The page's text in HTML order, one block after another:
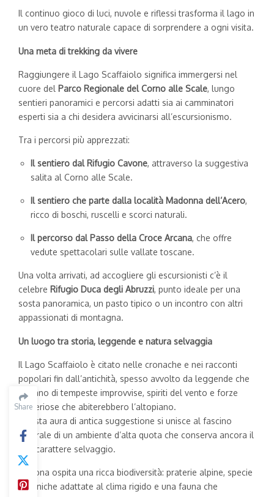
Share
Il continuo gioco di luci, nuvole e riflessi trasforma il lago in
un vero teatro naturale capace di sorprendere a ogni visita.
Una meta di trekking da vivere
Raggiungere il Lago Scaffaiolo significa immergersi nel
cuore del Parco Regionale del Corno alle Scale, lungo
sentieri panoramici e percorsi adatti sia ai camminatori
esperti sia a chi desidera avvicinarsi all’escursionismo.
Tra i percorsi più apprezzati:
Il sentiero dal Rifugio Cavone, attraverso la suggestiva
salita al Corno alle Scale.
Il sentiero che parte dalla località Madonna dell’Acero,
ricco di boschi, ruscelli e scorci naturali.
Il percorso dal Passo della Croce Arcana, che offre
vedute spettacolari sulle vallate toscane.
Una volta arrivati, ad accogliere gli escursionisti c’è il
celebre Rifugio Duca degli Abruzzi, punto ideale per una
sosta panoramica, un pasto tipico o un incontro con altri
appassionati di montagna.
Un luogo tra storia, leggende e natura selvaggia
Il Lago Scaffaiolo è citato nelle cronache e nei racconti
popolari fin dall’antichità, spesso avvolto da leggende che
parlano di tempeste improvvise, spiriti del vento e forze
misteriose che abiterebbero l’altopiano.
Questa aura di antica suggestione si unisce al fascino
naturale di un ambiente d’alta quota che conserva ancora il
suo carattere selvaggio.
La zona ospita una ricca biodiversità: praterie alpine, specie
botaniche adattate al clima rigido e una fauna che